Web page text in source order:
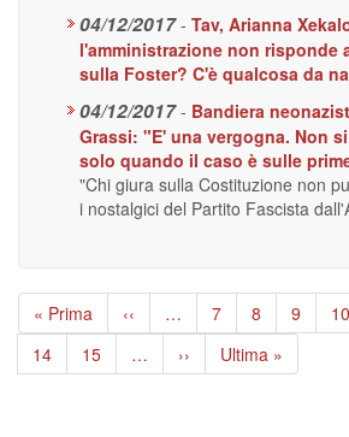
04/12/2017 - Tav, Arianna
l'amministrazione non risponde
sulla Foster? C'è qualcosa da
04/12/2017 - Bandiera
Grassi: "E' una vergogna. Non
solo quando il caso è sulle
"Chi giura sulla Costituzione non
i nostalgici del Partito Fascista
Paginazione
Prima
pagina
« Prima
Pagina
precedente
‹‹ … Page
7 Page
8 Page
9 10
Page
14 Page
15 …
Pagina
successiva
››
Ultima
pagina
Ultima »